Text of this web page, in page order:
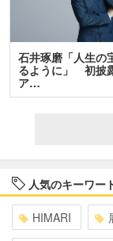
石井琢磨「人生の
るように」 初披
ア…
人気のキーワー
HIMARI